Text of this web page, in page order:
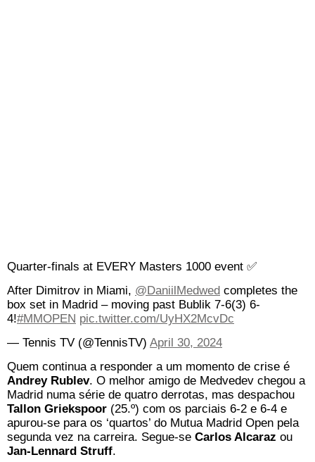
Quarter-finals at EVERY Masters 1000 event ✅
After Dimitrov in Miami, @DaniilMedwed completes the
box set in Madrid – moving past Bublik 7-6(3) 6-
4!#MMOPEN pic.twitter.com/UyHX2McvDc
— Tennis TV (@TennisTV) April 30, 2024
Quem continua a responder a um momento de crise é
Andrey Rublev. O melhor amigo de Medvedev chegou a
Madrid numa série de quatro derrotas, mas despachou
Tallon Griekspoor (25.º) com os parciais 6-2 e 6-4 e
apurou-se para os ‘quartos’ do Mutua Madrid Open pela
segunda vez na carreira. Segue-se Carlos Alcaraz ou
Jan-Lennard Struff.